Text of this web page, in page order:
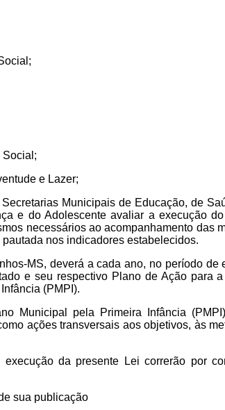
Social;
e Lazer;
Municipais de Educação, de
e do Adolescente avaliar a execução
necessários ao acompanhamento das
nos indicadores estabelecidos.
MS, deverá a cada ano, no período de
e seu respectivo Plano de Ação para
(PMPI).
Municipal pela Primeira Infância
ações transversais aos objetivos, às
da presente Lei correrão por
sua publicação